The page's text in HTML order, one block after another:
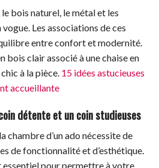
bois naturel, le métal et les
Les associations de ces
entre confort et modernité.
bois clair associé à une chaise en
à la pièce. 15 idées astucieuses
accueillante
détente et un coin studieuses
chambre d’un ado nécessite de
de fonctionnalité et d’esthétique.
essentiel pour permettre à votre